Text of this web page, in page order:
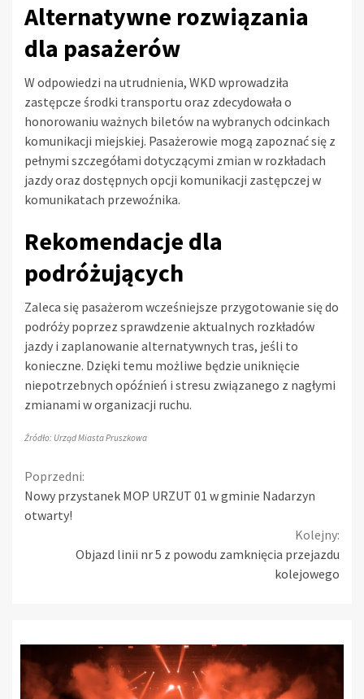
Alternatywne rozwiązania
dla pasażerów
W odpowiedzi na utrudnienia, WKD wprowadziła
zastępcze środki transportu oraz zdecydowała o
honorowaniu ważnych biletów na wybranych odcinkach
komunikacji miejskiej. Pasażerowie mogą zapoznać się z
pełnymi szczegółami dotyczącymi zmian w rozkładach
jazdy oraz dostępnych opcji komunikacji zastępczej w
komunikatach przewoźnika.
Rekomendacje dla
podróżujących
Zaleca się pasażerom wcześniejsze przygotowanie się do
podróży poprzez sprawdzenie aktualnych rozkładów
jazdy i zaplanowanie alternatywnych tras, jeśli to
konieczne. Dzięki temu możliwe będzie uniknięcie
niepotrzebnych opóźnień i stresu związanego z nagłymi
zmianami w organizacji ruchu.
Źródło: Urząd Miasta Pruszkowa
Continue
Reading
Poprzedni:
Nowy przystanek MOP URZUT 01 w gminie Nadarzyn
otwarty!
Kolejny:
Objazd linii nr 5 z powodu zamknięcia przejazdu
kolejowego